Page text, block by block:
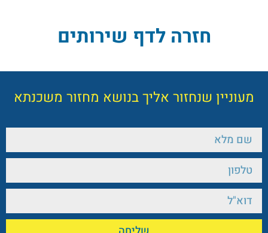
חזרה לדף שירותים
מעוניין שנחזור אליך בנושא מחזור משכנתא